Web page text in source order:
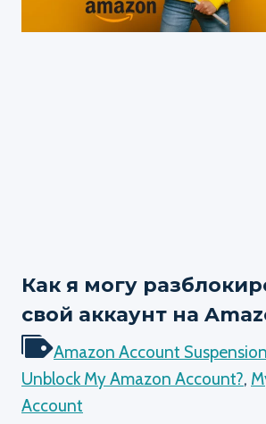
Как я могу
свой аккаунт на
Amazon Account Suspension
Unblock My Amazon Account?,
Account